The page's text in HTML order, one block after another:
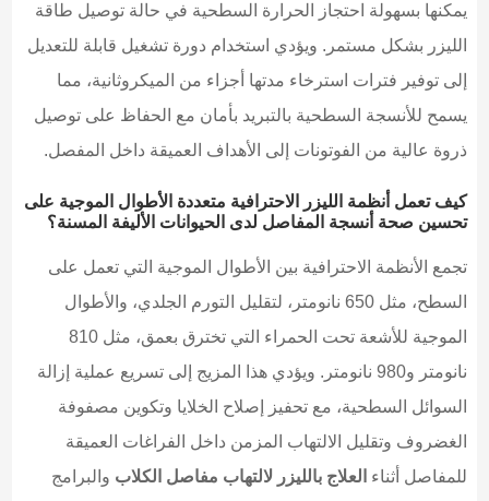
يمكنها بسهولة احتجاز الحرارة السطحية في حالة توصيل طاقة
الليزر بشكل مستمر. ويؤدي استخدام دورة تشغيل قابلة للتعديل
إلى توفير فترات استرخاء مدتها أجزاء من الميكروثانية، مما
يسمح للأنسجة السطحية بالتبريد بأمان مع الحفاظ على توصيل
ذروة عالية من الفوتونات إلى الأهداف العميقة داخل المفصل.
كيف تعمل أنظمة الليزر الاحترافية متعددة الأطوال الموجية على
تحسين صحة أنسجة المفاصل لدى الحيوانات الأليفة المسنة؟
تجمع الأنظمة الاحترافية بين الأطوال الموجية التي تعمل على
السطح، مثل 650 نانومتر، لتقليل التورم الجلدي، والأطوال
الموجية للأشعة تحت الحمراء التي تخترق بعمق، مثل 810
نانومتر و980 نانومتر. ويؤدي هذا المزيج إلى تسريع عملية إزالة
السوائل السطحية، مع تحفيز إصلاح الخلايا وتكوين مصفوفة
الغضروف وتقليل الالتهاب المزمن داخل الفراغات العميقة
للمفاصل أثناء العلاج بالليزر لالتهاب مفاصل الكلاب والبرامج